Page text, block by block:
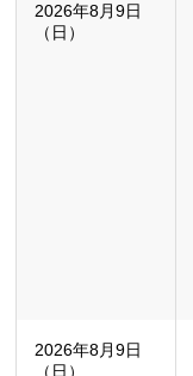
2026年8月9日
（日）
2026年8月9日
（日）